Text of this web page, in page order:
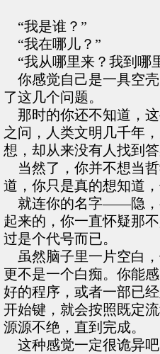
“我是谁？”
“我在哪儿？”
“我从哪里来？我到哪
你感觉自己是一具空
了这几个问题。
那时的你还不知道，
之问，人类文明几千年
想，却从来没有人找到答
当然了，你并不想当
道，你只是真的想知道
就连你的名字——隐，
起来的，你一直怀疑那
过是个代号而已。
虽然脑子里一片空白，
更不是一个白痴。你能
好的程序，或者一部已
开始键，就会按照既定
源源不绝，直到完成。
这种感觉一定很诡异